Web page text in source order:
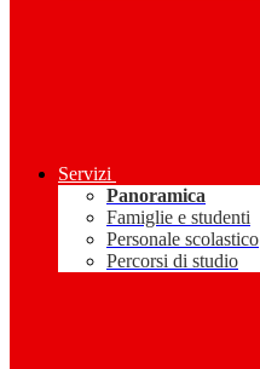
Servizi
Panoramica
Famiglie e studenti
Personale scolastico
Percorsi di studio